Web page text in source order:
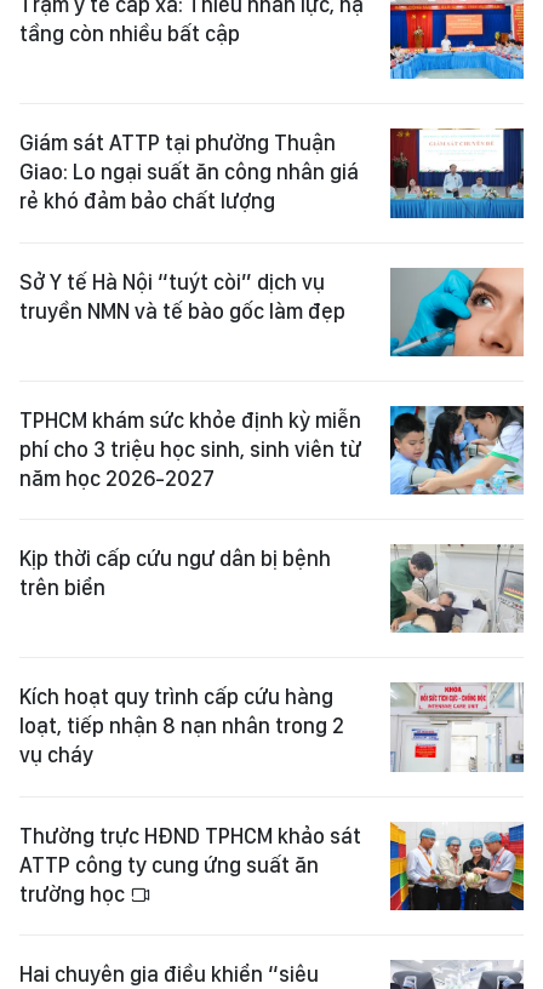
tầng còn nhiều bất cập
Giám sát ATTP tại phường Thuận
Giao: Lo ngại suất ăn công nhân giá
rẻ khó đảm bảo chất lượng
Sở Y tế Hà Nội “tuýt còi” dịch vụ
truyền NMN và tế bào gốc làm đẹp
TPHCM khám sức khỏe định kỳ miễn
phí cho 3 triệu học sinh, sinh viên từ
năm học 2026-2027
Kịp thời cấp cứu ngư dân bị bệnh
trên biển
Kích hoạt quy trình cấp cứu hàng
loạt, tiếp nhận 8 nạn nhân trong 2
vụ cháy
Thường trực HĐND TPHCM khảo sát
ATTP công ty cung ứng suất ăn
trường học
Hai chuyên gia điều khiển “siêu